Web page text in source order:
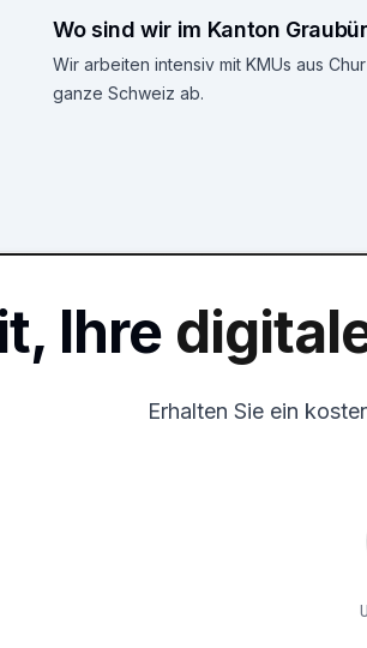
Wo sind wir im Kanton
Wir arbeiten intensiv mit KMUs aus
ganze Schweiz ab.
Ihre
Erhalten Sie ein